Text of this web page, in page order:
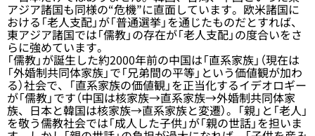
アジア諸国も同様の“危機”に直面しています。欧米諸国に
おける「老人支配」が「普通選挙」を通じたものだとすれば、
東アジア諸国では「儒教」の存在が「老人支配」の度合いをさ
らに強めています。
「儒教」が誕生した約2000年前の中国は「直系家族」（現在は
「外婚制共同体家族」で「兄弟間の平等」という価値観が加わ
る）社会で、「直系家族の価値観」を正当化するイデオロギー
が「儒教」です（中国は核家族→直系家族→外婚制共同体家
族、日本と韓国は核家族→直系家族と変遷）。「親」と「老人」
を敬う儒教社会では「成人した子供」が「親の世話」を担いま